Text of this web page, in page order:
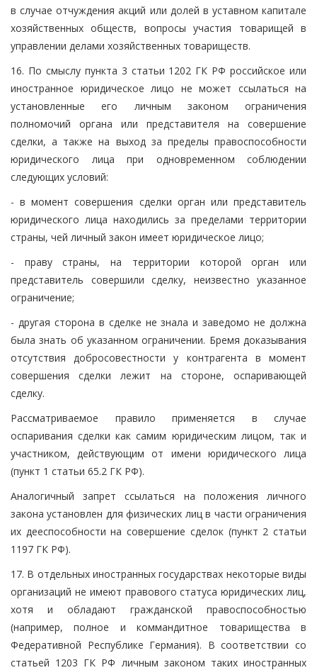
в случае отчуждения акций или долей в уставном капитале
хозяйственных обществ, вопросы участия товарищей в
управлении делами хозяйственных товариществ.
16. По смыслу пункта 3 статьи 1202 ГК РФ российское или
иностранное юридическое лицо не может ссылаться на
установленные его личным законом ограничения
полномочий органа или представителя на совершение
сделки, а также на выход за пределы правоспособности
юридического лица при одновременном соблюдении
следующих условий:
- в момент совершения сделки орган или представитель
юридического лица находились за пределами территории
страны, чей личный закон имеет юридическое лицо;
- праву страны, на территории которой орган или
представитель совершили сделку, неизвестно указанное
ограничение;
- другая сторона в сделке не знала и заведомо не должна
была знать об указанном ограничении. Бремя доказывания
отсутствия добросовестности у контрагента в момент
совершения сделки лежит на стороне, оспаривающей
сделку.
Рассматриваемое правило применяется в случае
оспаривания сделки как самим юридическим лицом, так и
участником, действующим от имени юридического лица
(пункт 1 статьи 65.2 ГК РФ).
Аналогичный запрет ссылаться на положения личного
закона установлен для физических лиц в части ограничения
их дееспособности на совершение сделок (пункт 2 статьи
1197 ГК РФ).
17. В отдельных иностранных государствах некоторые виды
организаций не имеют правового статуса юридических лиц,
хотя и обладают гражданской правоспособностью
(например, полное и коммандитное товарищества в
Федеративной Республике Германия). В соответствии со
статьей 1203 ГК РФ личным законом таких иностранных